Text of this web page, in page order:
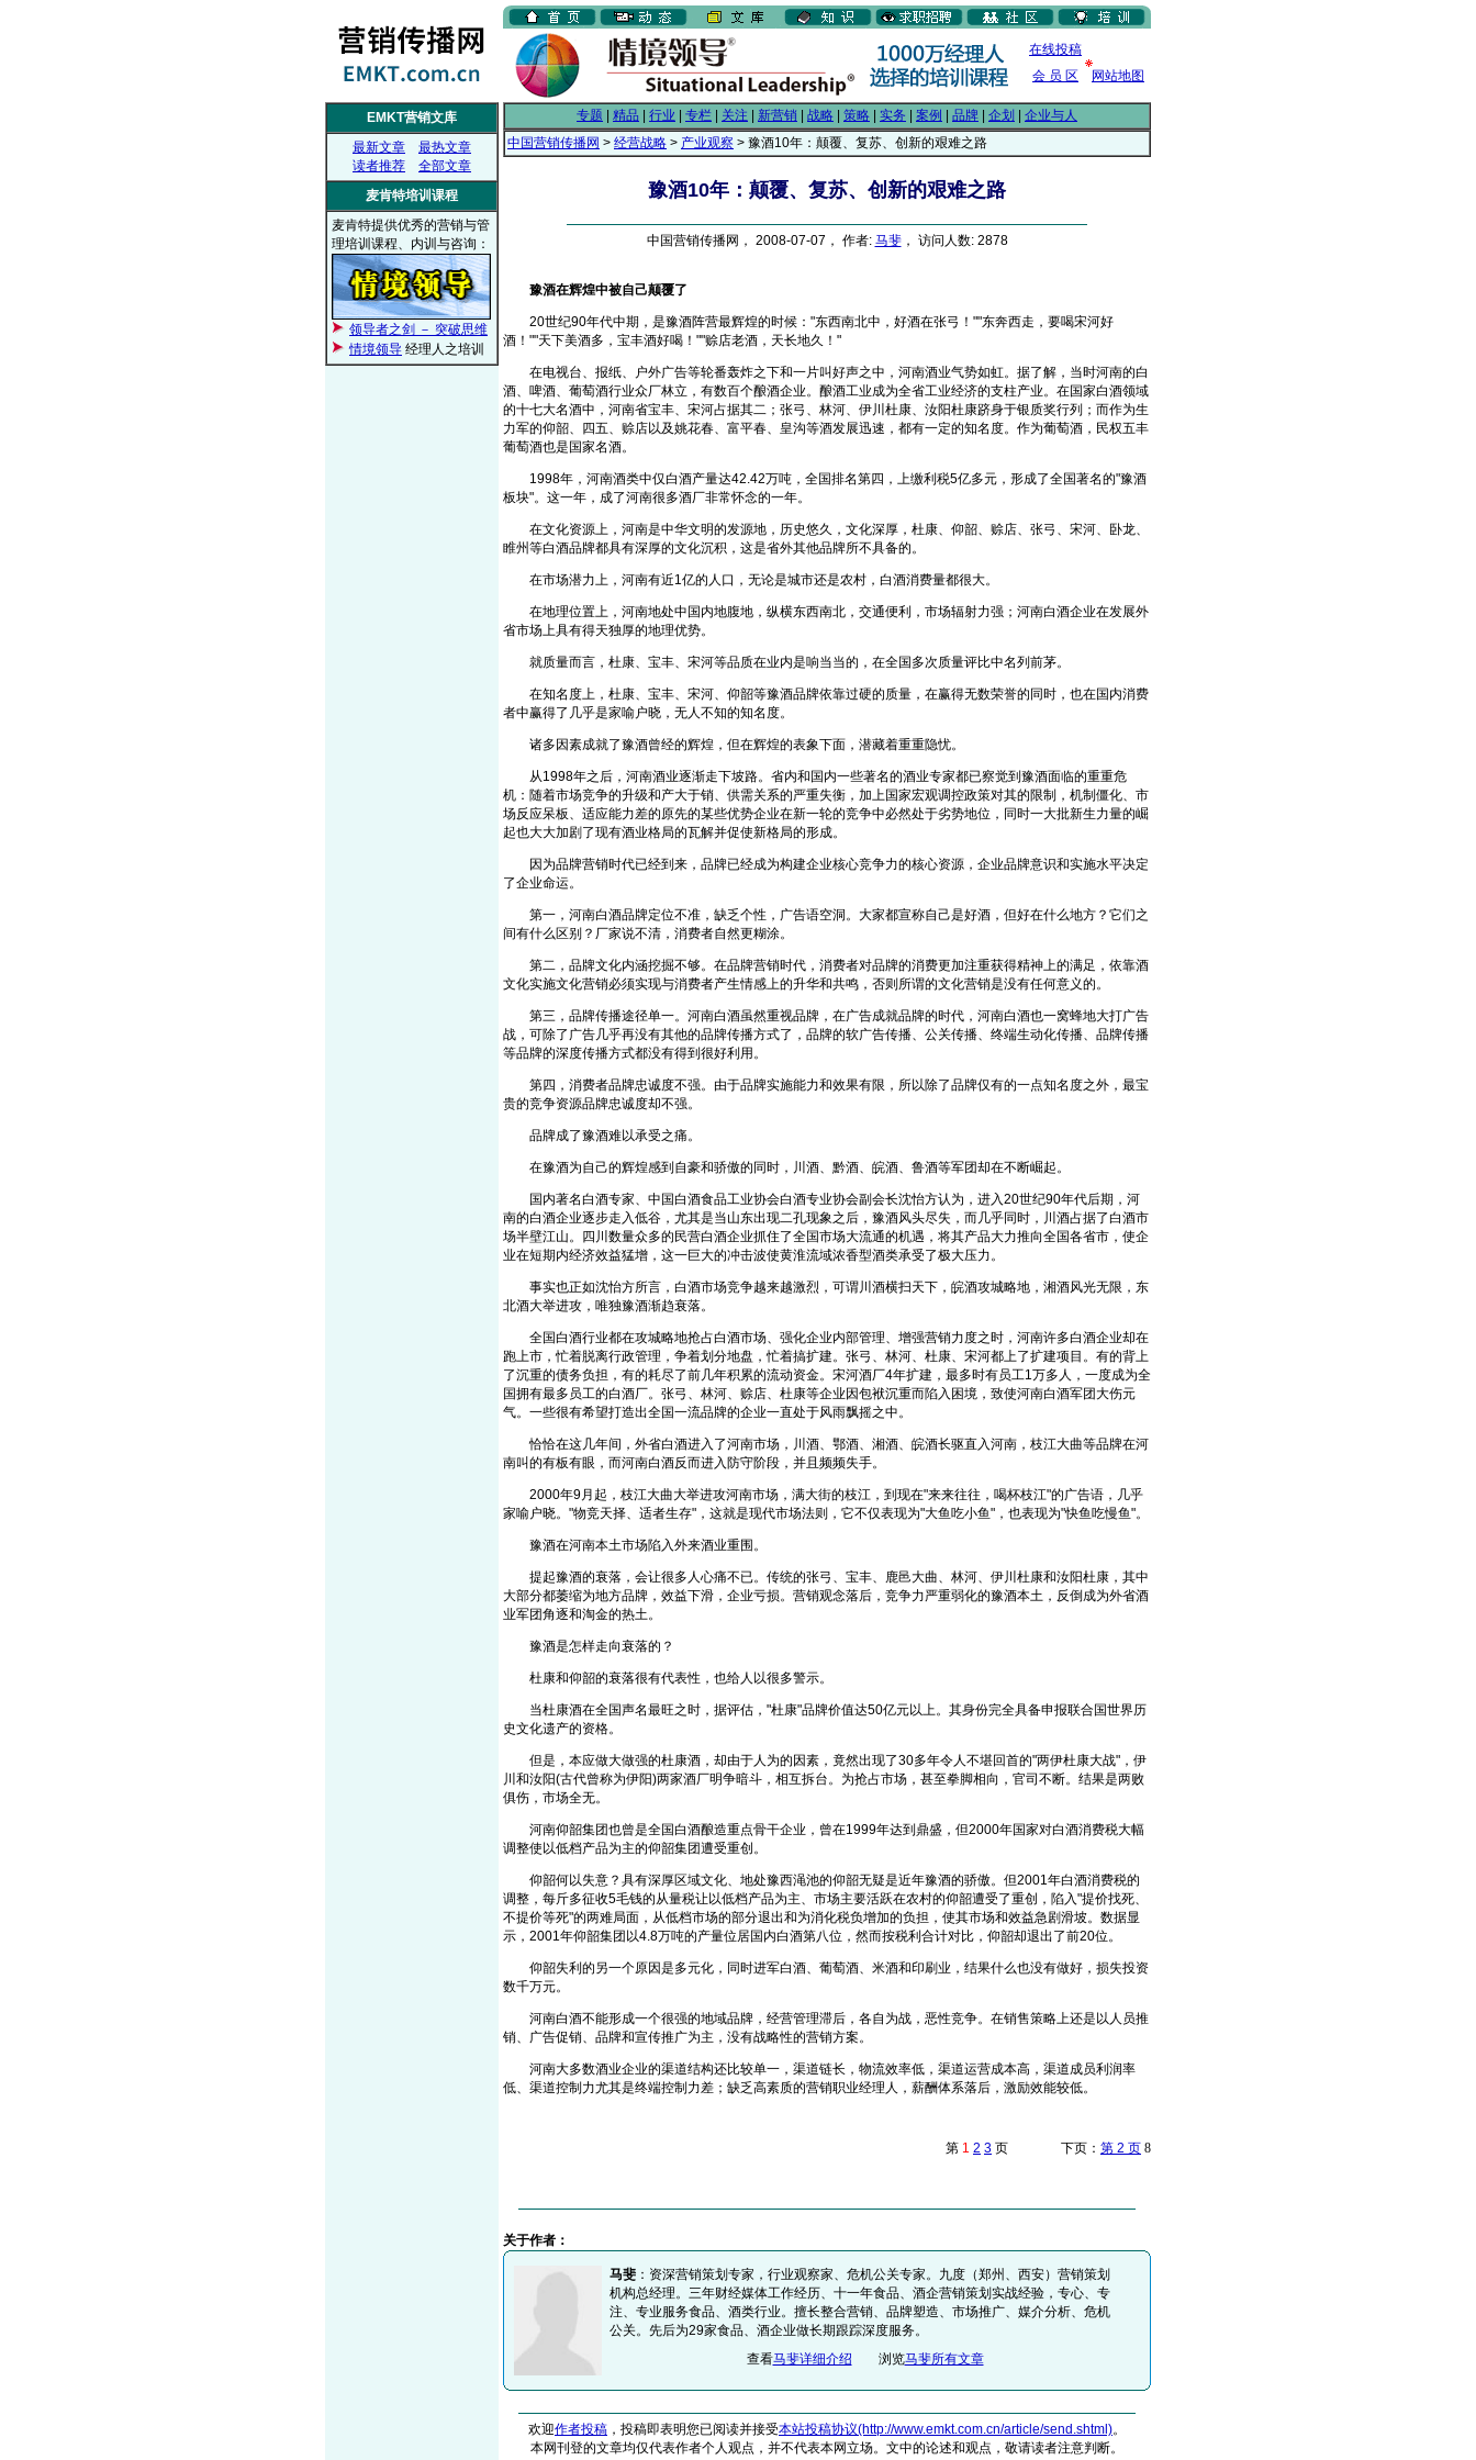
在线投稿
会 员 区
网站地图
EMKT营销文库
最新文章
最热文章
读者推荐
全部文章
麦肯特培训课程
麦肯特提供优秀的营销与管
理培训课程、内训与咨询：
领导者之剑 － 突破思维
情境领导 经理人之培训
专题 精品 行业 专栏 关注 新营销 战略 策略 实务 案例 品牌 企划
企业与人
中国营销传播网 > 经营战略 > 产业观察 > 豫酒10年：颠覆、复苏、创新的艰难之路
豫酒10年：颠覆、复苏、创新的艰难之路
中国营销传播网， 2008-07-07， 作者: 马斐， 访问人数: 2878
豫酒在辉煌中被自己颠覆了
20世纪90年代中期，是豫酒阵营最辉煌的时候："东西南北中，好酒在张弓！""东奔西走，要喝宋河好
酒！""天下美酒多，宝丰酒好喝！""赊店老酒，天长地久！"
在电视台、报纸、户外广告等轮番轰炸之下和一片叫好声之中，河南酒业气势如虹。据了解，当时河南的白
酒、啤酒、葡萄酒行业众厂林立，有数百个酿酒企业。酿酒工业成为全省工业经济的支柱产业。在国家白酒领域
的十七大名酒中，河南省宝丰、宋河占据其二；张弓、林河、伊川杜康、汝阳杜康跻身于银质奖行列；而作为生
力军的仰韶、四五、赊店以及姚花春、富平春、皇沟等酒发展迅速，都有一定的知名度。作为葡萄酒，民权五丰
葡萄酒也是国家名酒。
1998年，河南酒类中仅白酒产量达42.42万吨，全国排名第四，上缴利税5亿多元，形成了全国著名的"豫酒
板块"。这一年，成了河南很多酒厂非常怀念的一年。
在文化资源上，河南是中华文明的发源地，历史悠久，文化深厚，杜康、仰韶、赊店、张弓、宋河、卧龙、
睢州等白酒品牌都具有深厚的文化沉积，这是省外其他品牌所不具备的。
在市场潜力上，河南有近1亿的人口，无论是城市还是农村，白酒消费量都很大。
在地理位置上，河南地处中国内地腹地，纵横东西南北，交通便利，市场辐射力强；河南白酒企业在发展外
省市场上具有得天独厚的地理优势。
就质量而言，杜康、宝丰、宋河等品质在业内是响当当的，在全国多次质量评比中名列前茅。
在知名度上，杜康、宝丰、宋河、仰韶等豫酒品牌依靠过硬的质量，在赢得无数荣誉的同时，也在国内消费
者中赢得了几乎是家喻户晓，无人不知的知名度。
诸多因素成就了豫酒曾经的辉煌，但在辉煌的表象下面，潜藏着重重隐忧。
从1998年之后，河南酒业逐渐走下坡路。省内和国内一些著名的酒业专家都已察觉到豫酒面临的重重危
机：随着市场竞争的升级和产大于销、供需关系的严重失衡，加上国家宏观调控政策对其的限制，机制僵化、市
场反应呆板、适应能力差的原先的某些优势企业在新一轮的竞争中必然处于劣势地位，同时一大批新生力量的崛
起也大大加剧了现有酒业格局的瓦解并促使新格局的形成。
因为品牌营销时代已经到来，品牌已经成为构建企业核心竞争力的核心资源，企业品牌意识和实施水平决定
了企业命运。
第一，河南白酒品牌定位不准，缺乏个性，广告语空洞。大家都宣称自己是好酒，但好在什么地方？它们之
间有什么区别？厂家说不清，消费者自然更糊涂。
第二，品牌文化内涵挖掘不够。在品牌营销时代，消费者对品牌的消费更加注重获得精神上的满足，依靠酒
文化实施文化营销必须实现与消费者产生情感上的升华和共鸣，否则所谓的文化营销是没有任何意义的。
第三，品牌传播途径单一。河南白酒虽然重视品牌，在广告成就品牌的时代，河南白酒也一窝蜂地大打广告
战，可除了广告几乎再没有其他的品牌传播方式了，品牌的软广告传播、公关传播、终端生动化传播、品牌传播
等品牌的深度传播方式都没有得到很好利用。
第四，消费者品牌忠诚度不强。由于品牌实施能力和效果有限，所以除了品牌仅有的一点知名度之外，最宝
贵的竞争资源品牌忠诚度却不强。
品牌成了豫酒难以承受之痛。
在豫酒为自己的辉煌感到自豪和骄傲的同时，川酒、黔酒、皖酒、鲁酒等军团却在不断崛起。
国内著名白酒专家、中国白酒食品工业协会白酒专业协会副会长沈怡方认为，进入20世纪90年代后期，河
南的白酒企业逐步走入低谷，尤其是当山东出现二孔现象之后，豫酒风头尽失，而几乎同时，川酒占据了白酒市
场半壁江山。四川数量众多的民营白酒企业抓住了全国市场大流通的机遇，将其产品大力推向全国各省市，使企
业在短期内经济效益猛增，这一巨大的冲击波使黄淮流域浓香型酒类承受了极大压力。
事实也正如沈怡方所言，白酒市场竞争越来越激烈，可谓川酒横扫天下，皖酒攻城略地，湘酒风光无限，东
北酒大举进攻，唯独豫酒渐趋衰落。
全国白酒行业都在攻城略地抢占白酒市场、强化企业内部管理、增强营销力度之时，河南许多白酒企业却在
跑上市，忙着脱离行政管理，争着划分地盘，忙着搞扩建。张弓、林河、杜康、宋河都上了扩建项目。有的背上
了沉重的债务负担，有的耗尽了前几年积累的流动资金。宋河酒厂4年扩建，最多时有员工1万多人，一度成为全
国拥有最多员工的白酒厂。张弓、林河、赊店、杜康等企业因包袱沉重而陷入困境，致使河南白酒军团大伤元
气。一些很有希望打造出全国一流品牌的企业一直处于风雨飘摇之中。
恰恰在这几年间，外省白酒进入了河南市场，川酒、鄂酒、湘酒、皖酒长驱直入河南，枝江大曲等品牌在河
南叫的有板有眼，而河南白酒反而进入防守阶段，并且频频失手。
2000年9月起，枝江大曲大举进攻河南市场，满大街的枝江，到现在"来来往往，喝杯枝江"的广告语，几乎
家喻户晓。"物竞天择、适者生存"，这就是现代市场法则，它不仅表现为"大鱼吃小鱼"，也表现为"快鱼吃慢鱼"。
豫酒在河南本土市场陷入外来酒业重围。
提起豫酒的衰落，会让很多人心痛不已。传统的张弓、宝丰、鹿邑大曲、林河、伊川杜康和汝阳杜康，其中
大部分都萎缩为地方品牌，效益下滑，企业亏损。营销观念落后，竞争力严重弱化的豫酒本土，反倒成为外省酒
业军团角逐和淘金的热土。
豫酒是怎样走向衰落的？
杜康和仰韶的衰落很有代表性，也给人以很多警示。
当杜康酒在全国声名最旺之时，据评估，"杜康"品牌价值达50亿元以上。其身份完全具备申报联合国世界历
史文化遗产的资格。
但是，本应做大做强的杜康酒，却由于人为的因素，竟然出现了30多年令人不堪回首的"两伊杜康大战"，伊
川和汝阳(古代曾称为伊阳)两家酒厂明争暗斗，相互拆台。为抢占市场，甚至拳脚相向，官司不断。结果是两败
俱伤，市场全无。
河南仰韶集团也曾是全国白酒酿造重点骨干企业，曾在1999年达到鼎盛，但2000年国家对白酒消费税大幅
调整使以低档产品为主的仰韶集团遭受重创。
仰韶何以失意？具有深厚区域文化、地处豫西渑池的仰韶无疑是近年豫酒的骄傲。但2001年白酒消费税的
调整，每斤多征收5毛钱的从量税让以低档产品为主、市场主要活跃在农村的仰韶遭受了重创，陷入"提价找死、
不提价等死"的两难局面，从低档市场的部分退出和为消化税负增加的负担，使其市场和效益急剧滑坡。数据显
示，2001年仰韶集团以4.8万吨的产量位居国内白酒第八位，然而按税利合计对比，仰韶却退出了前20位。
仰韶失利的另一个原因是多元化，同时进军白酒、葡萄酒、米酒和印刷业，结果什么也没有做好，损失投资
数千万元。
河南白酒不能形成一个很强的地域品牌，经营管理滞后，各自为战，恶性竞争。在销售策略上还是以人员推
销、广告促销、品牌和宣传推广为主，没有战略性的营销方案。
河南大多数酒业企业的渠道结构还比较单一，渠道链长，物流效率低，渠道运营成本高，渠道成员利润率
低、渠道控制力尤其是终端控制力差；缺乏高素质的营销职业经理人，薪酬体系落后，激励效能较低。
第 1 2 3 页 下页： 第 2 页 8
关于作者：
马斐 ：资深营销策划专家，行业观察家、危机公关专家。九度（郑州、西安）营销策划
机构总经理。三年财经媒体工作经历、十一年食品、酒企营销策划实战经验，专心、专
注、专业服务食品、酒类行业。擅长整合营销、品牌塑造、市场推广、媒介分析、危机
公关。先后为29家食品、酒企业做长期跟踪深度服务。
查看马斐详细介绍 浏览马斐所有文章
欢迎作者投稿 ，投稿即表明您已阅读并接受本站投稿协议(http://www.emkt.com.cn/article/send.shtml)。
本网刊登的文章均仅代表作者个人观点，并不代表本网立场。文中的论述和观点，敬请读者注意判断。